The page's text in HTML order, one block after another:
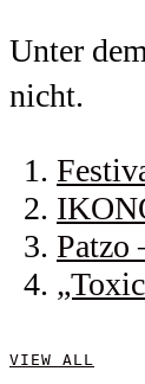
Unter
nicht.
Patzo
VIEW ALL